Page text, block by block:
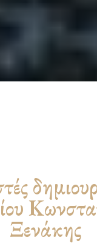
Ξενάκης